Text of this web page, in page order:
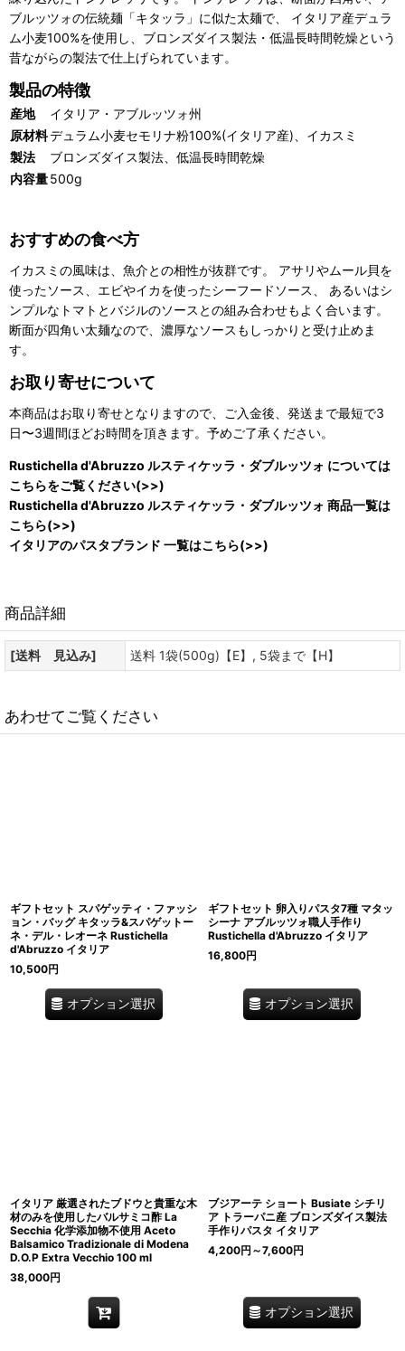
ブルッツォの伝統麺「キタッラ」に似た太麺で、 イタリア産デュラ
ム小麦100%を使用し、ブロンズダイス製法・低温長時間乾燥という
昔ながらの製法で仕上げられています。
製品の特徴
産地
イタリア・アブルッツォ州
原材料デュラム小麦セモリナ粉100%(イタリア産)、イカスミ
製法
ブロンズダイス製法、低温長時間乾燥
内容量500g
おすすめの食べ方
イカスミの風味は、魚介との相性が抜群です。 アサリやムール貝を
使ったソース、エビやイカを使ったシーフードソース、 あるいはシ
ンプルなトマトとバジルのソースとの組み合わせもよく合います。
断面が四角い太麺なので、濃厚なソースもしっかりと受け止めま
す。
お取り寄せについて
本商品はお取り寄せとなりますので、ご入金後、発送まで最短で3
日〜3週間ほどお時間を頂きます。予めご了承ください。
Rustichella d'Abruzzo ルスティケッラ・ダブルッツォ については
こちらをご覧ください(>>)
Rustichella d'Abruzzo ルスティケッラ・ダブルッツォ 商品一覧は
こちら(>>)
イタリアのパスタブランド 一覧はこちら(>>)
商品詳細
[送料 見込み] 送料 1袋(500g)【E】, 5袋まで【H】
あわせてご覧ください
ギフトセット スパゲッティ・ファッシ
ョン・バッグ キタッラ&スパゲットー
ネ・デル・レオーネ Rustichella
d'Abruzzo イタリア
10,500円
オプション選択
ギフトセット 卵入りパスタ7種 マタッ
シーナ アブルッツォ職人手作り
Rustichella d'Abruzzo イタリア
16,800円
オプション選択
イタリア 厳選されたブドウと貴重な木
材のみを使用したバルサミコ酢 La
Secchia 化学添加物不使用 Aceto
Balsamico Tradizionale di Modena
D.O.P Extra Vecchio 100 ml
38,000円
ブジアーテ ショート Busiate シチリ
ア トラーパニ産 ブロンズダイス製法
手作りパスタ イタリア
4,200円 ～7,600円
オプション選択